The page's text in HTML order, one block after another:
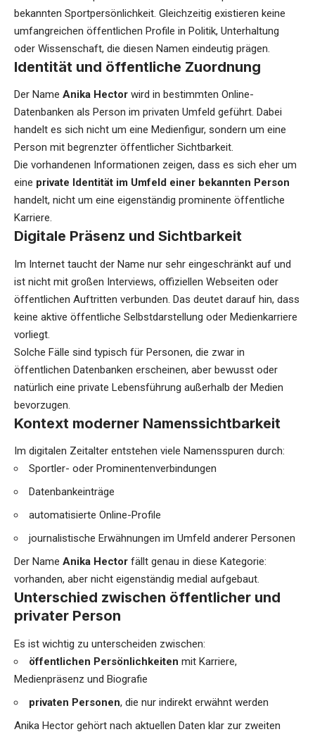
bekannten Sportpersönlichkeit. Gleichzeitig existieren keine
umfangreichen öffentlichen Profile in Politik, Unterhaltung
oder Wissenschaft, die diesen Namen eindeutig prägen.
Identität und öffentliche Zuordnung
Der Name Anika Hector wird in bestimmten Online-
Datenbanken als Person im privaten Umfeld geführt. Dabei
handelt es sich nicht um eine Medienfigur, sondern um eine
Person mit begrenzter öffentlicher Sichtbarkeit.
Die vorhandenen Informationen zeigen, dass es sich eher um
eine private Identität im Umfeld einer bekannten Person
handelt, nicht um eine eigenständig prominente öffentliche
Karriere.
Digitale Präsenz und Sichtbarkeit
Im Internet taucht der Name nur sehr eingeschränkt auf und
ist nicht mit großen Interviews, offiziellen Webseiten oder
öffentlichen Auftritten verbunden. Das deutet darauf hin, dass
keine aktive öffentliche Selbstdarstellung oder Medienkarriere
vorliegt.
Solche Fälle sind typisch für Personen, die zwar in
öffentlichen Datenbanken erscheinen, aber bewusst oder
natürlich eine private Lebensführung außerhalb der Medien
bevorzugen.
Kontext moderner Namenssichtbarkeit
Im digitalen Zeitalter entstehen viele Namensspuren durch:
Sportler- oder Prominentenverbindungen
Datenbankeinträge
automatisierte Online-Profile
journalistische Erwähnungen im Umfeld anderer Personen
Der Name Anika Hector fällt genau in diese Kategorie:
vorhanden, aber nicht eigenständig medial aufgebaut.
Unterschied zwischen öffentlicher und
privater Person
Es ist wichtig zu unterscheiden zwischen:
öffentlichen Persönlichkeiten mit Karriere,
Medienpräsenz und Biografie
privaten Personen, die nur indirekt erwähnt werden
Anika Hector gehört nach aktuellen Daten klar zur zweiten